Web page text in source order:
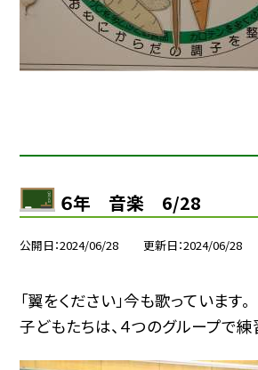
６年 音楽 6/28
公開日 2024/06/28 更新日 2024/06/28
「翼をください」今も歌っています。
子どもたちは、４つのグループで練